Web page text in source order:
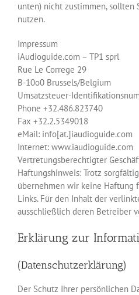
unten) nicht zustimmen,
nutzen.
Impressum
iAudioguide.com – TP1 sprl
Rue Le Correge 29
B-10o0 Brussels/Belgium
Umsatzsteuer-
Phone +32.486.823740
Fax +32.2.5349018
eMail: info[at.]iaudioguide.com
Internet: www.iaudioguide.com
Vertretungsberechtigter
Haftungshinweis: Trotz
übernehmen wir keine Haftung
Links. Für den Inhalt der
ausschließlich deren Betreiber
Erklärung zur
(Datenschutzerklärung)
Der Schutz Ihrer persönlichen